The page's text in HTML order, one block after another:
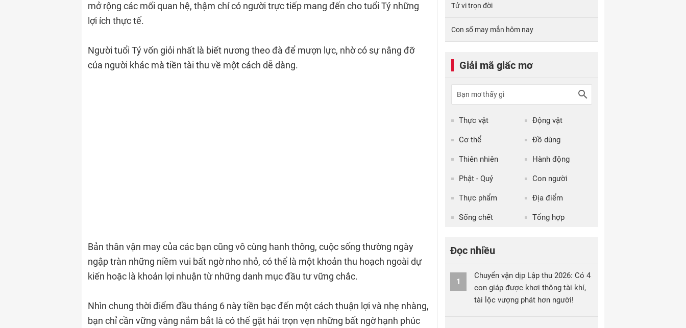
mở rộng các mối quan hệ, thậm chí có người trực tiếp mang đến cho tuổi Tý những
lợi ích thực tế.
Người tuổi Tý vốn giỏi nhất là biết nương theo đà để mượn lực, nhờ có sự nâng đỡ
của người khác mà tiền tài thu về một cách dễ dàng.
Bản thân vận may của các bạn cũng vô cùng hanh thông, cuộc sống thường ngày
ngập tràn những niềm vui bất ngờ nho nhỏ, có thể là một khoản thu hoạch ngoài dự
kiến hoặc là khoản lợi nhuận từ những danh mục đầu tư vững chắc.
Nhìn chung thời điểm đầu tháng 6 này tiền bạc đến một cách thuận lợi và nhẹ nhàng,
bạn chỉ cần vững vàng nắm bắt là có thể gặt hái trọn vẹn những bất ngờ hạnh phúc
Tử vi trọn đời
Con số may mắn hôm nay
Giải mã giấc mơ
Thực vật Động vật
Cơ thể Đồ dùng
Thiên nhiên Hành động
Phật - Quỷ Con người
Thực phẩm Địa điểm
Sống chết Tổng hợp
Đọc nhiều
1
Chuyển vận dịp Lập thu 2026: Có 4
con giáp được khơi thông tài khí,
tài lộc vượng phát hơn người!